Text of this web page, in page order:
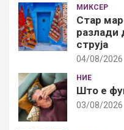
МИКСЕР
Стар
разлади
струја
04/08/2026
НИЕ
Што е
03/08/2026